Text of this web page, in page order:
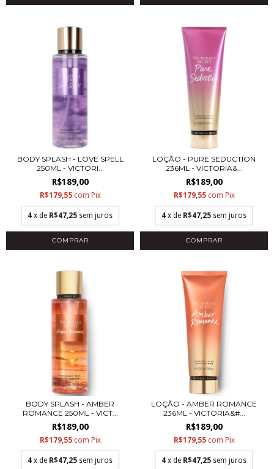
BODY SPLASH - LOVE SPELL
250ML - VICTORI...
R$189,00
R$179,55 com Pix
4 x de R$47,25 sem juros
COMPRAR
LOÇÃO - PURE SEDUCTION
236ML - VICTORIA&...
R$189,00
R$179,55 com Pix
4 x de R$47,25 sem juros
COMPRAR
BODY SPLASH - AMBER
ROMANCE 250ML - VICT...
R$189,00
R$179,55 com Pix
4 x de R$47,25 sem juros
LOÇÃO - AMBER ROMANCE
236ML - VICTORIA&#...
R$189,00
R$179,55 com Pix
4 x de R$47,25 sem juros